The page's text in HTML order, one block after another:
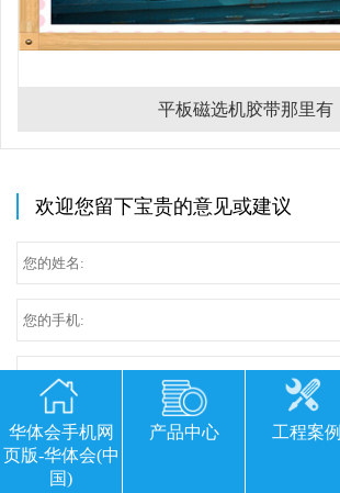
平板磁选机胶带那里有
欢迎您留下宝贵的意见或建议
华体会手机网
页版-华体会(中
国)
产品中心 工程案例